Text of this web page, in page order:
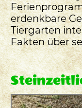
erdenkbare
Tiergarten
Fakten über